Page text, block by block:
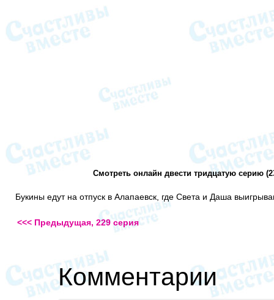
Смотреть онлайн двести тридцатую серию
Букины едут на отпуск в Алапаевск, где Света и Даша
<<< Предыдущая, 229 серия
Комментарии